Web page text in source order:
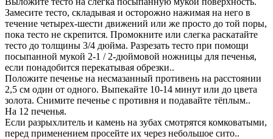
Замесите тесто, складывая и осторожно нажимая на него в
течение четырех-шести движений или же просто до той поры,
пока тесто не скрепится. Промокните или слегка раскатайте
тесто до толщины 3/4 дюйма. Разрезать тесто при помощи
посыпанной мукой 2-1 / 2-дюймовой ножницы для печенья,
если понадобится перекатывая обрезки..
Положите печенье на несмазанный противень на расстоянии
2,5 см один от одного. Выпекайте 10-14 минут или до цвета
золота. Снимите печенье с противня и подавайте тёплым..
На 12 печенья.
Если разрыхлитель и камень на зубах смотрятся комковатыми,
перед применением просейте их через небольшое сито..